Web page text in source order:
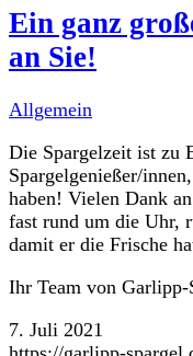
Ein ganz
an Sie!
Allgemein
Die Spargelzeit ist zu
Spargelgenießer/
haben! Vielen Dank
fast rund um die Uhr,
damit er die Frische
Ihr Team von Garlipp-
7. Juli 2021